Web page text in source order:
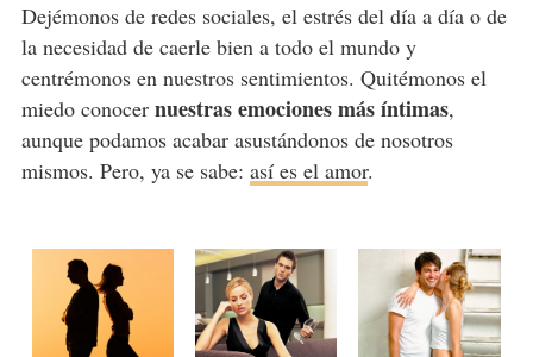
Dejémonos de redes sociales, el estrés del día a día o de
la necesidad de caerle bien a todo el mundo y
centrémonos en nuestros sentimientos. Quitémonos el
miedo conocer nuestras emociones más íntimas,
aunque podamos acabar asustándonos de nosotros
mismos. Pero, ya se sabe: así es el amor.